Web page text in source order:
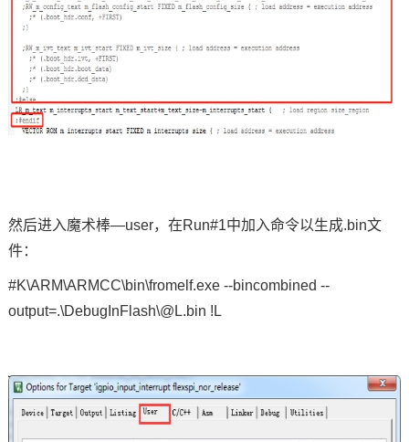
然后进入魔术棒—user，在Run#1中加入命令以生成.bin文
件：
#K\ARM\ARMCC\bin\fromelf.exe --bincombined --
output=.\DebugInFlash\@L.bin !L